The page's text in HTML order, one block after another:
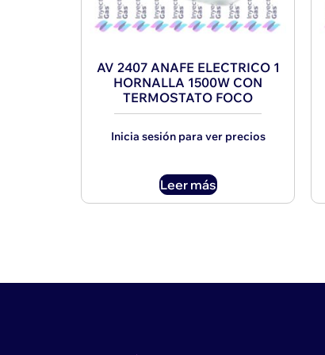
AV 2407 ANAFE ELECTRICO 1
HORNALLA 1500W CON
TERMOSTATO FOCO
Inicia sesión para ver precios
Leer más